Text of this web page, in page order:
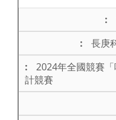
長庚
2024年全國競賽
計競賽